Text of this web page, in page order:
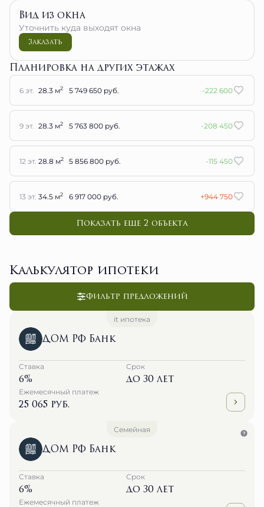
Вид из окна
Уточнить куда выходят окна
Заказать
Планировка на других этажах
6 эт. 28.3 м2 5 749 650 руб. -222 600
9 эт. 28.3 м2 5 763 800 руб. -208 450
12 эт. 28.8 м2 5 856 800 руб. -115 450
13 эт. 34.5 м2 6 917 000 руб. +944 750
Показать еще 2 объектa
Калькулятор ипотеки
Фильтр предложений
it ипотека
ДОМ РФ Банк
Ставка
6%
Срок
до 30 лет
Ежемесячный платеж
25 065 руб.
Семейная
ДОМ РФ Банк
Ставка
6%
Срок
до 30 лет
Ежемесячный платеж